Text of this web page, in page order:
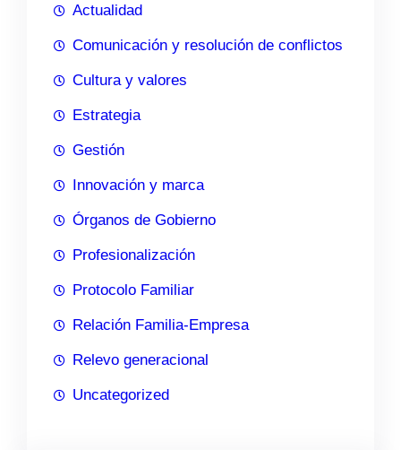
Actualidad
Comunicación y resolución de conflictos
Cultura y valores
Estrategia
Gestión
Innovación y marca
Órganos de Gobierno
Profesionalización
Protocolo Familiar
Relación Familia-Empresa
Relevo generacional
Uncategorized